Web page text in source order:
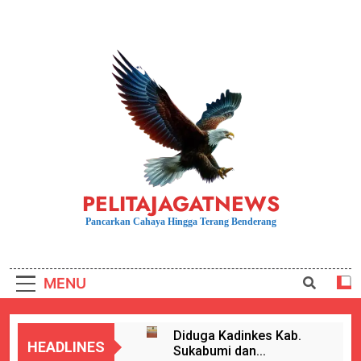
PELITAJAGATNEWS
Pancarkan Cahaya Hingga Terang Benderang
MENU
HEADLINES
Diduga Kadinkes Kab.
Sukabumi dan